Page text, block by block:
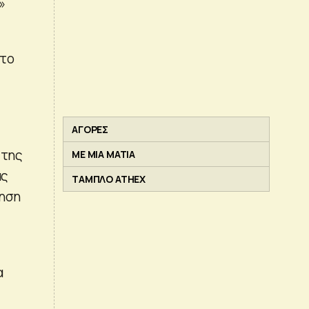
ΑΓΟΡΕΣ
ΜΕ ΜΙΑ ΜΑΤΙΑ
ΤΑΜΠΛΟ ATHEX